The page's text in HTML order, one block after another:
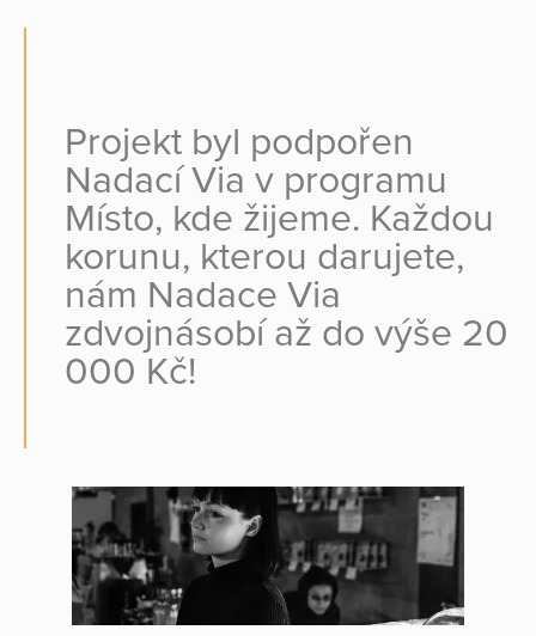
Projekt byl podpořen
Nadací Via v programu
Místo, kde žijeme. Každou
korunu, kterou darujete,
nám Nadace Via
zdvojnásobí až do výše 20
000 Kč!